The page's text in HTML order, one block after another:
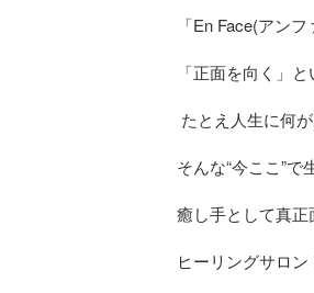
「En Face(アン
「正面を向く」と
そんな“今ここ”で
癒し手として真正
ヒーリングサロ